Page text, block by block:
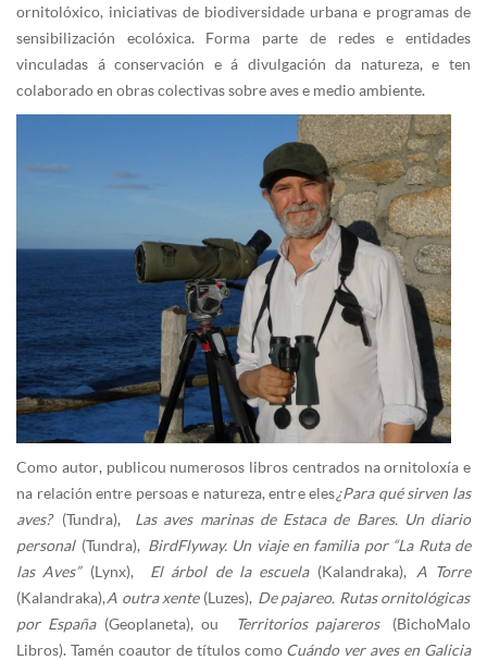
ornitolóxico, iniciativas de biodiversidade urbana e programas de
sensibilización ecolóxica. Forma parte de redes e entidades
vinculadas á conservación e á divulgación da natureza, e ten
colaborado en obras colectivas sobre aves e medio ambiente.
Como autor, publicou numerosos libros centrados na ornitoloxía e
na relación entre persoas e natureza, entre eles¿Para qué sirven las
aves?(Tundra), Las aves marinas de Estaca de Bares. Un diario
personal(Tundra), BirdFlyway. Un viaje en familia por “La Ruta de
las Aves” (Lynx), El árbol de la escuela (Kalandraka), A Torre
(Kalandraka),A outra xente (Luzes), De pajareo. Rutas ornitológicas
por España(Geoplaneta), ou Territorios pajareros(BichoMalo
Libros). Tamén coautor de títulos como Cuándo ver aves en Galicia